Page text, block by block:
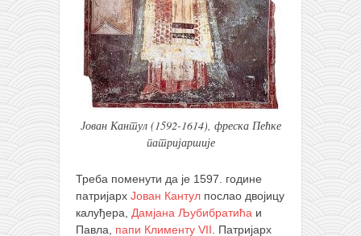
Јован Кантул (1592-1614), фреска Пећке
патријаршије
Треба поменути да је 1597. године
патријарх Јован Кантул послао двојицу
калуђера, Дамјана Љубибратића и
Павла, папи Клименту VII . Патријарх